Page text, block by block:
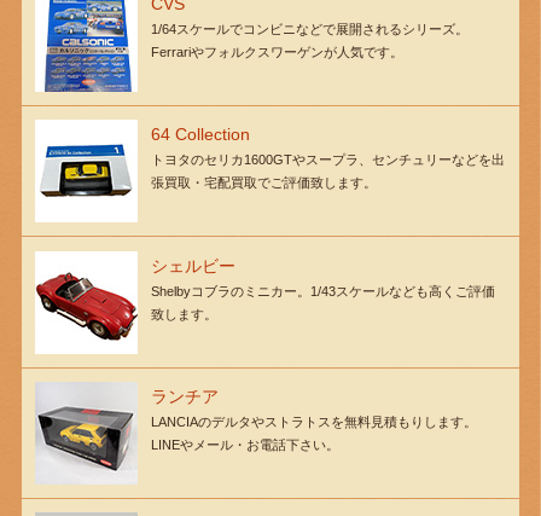
1/64スケールでコンビニなどで展開されるシリーズ。
Ferrariやフォルクスワーゲンが人気です。
64 Collection
トヨタのセリカ1600GTやスープラ、センチュリーなどを出
張買取・宅配買取でご評価致します。
シェルビー
Shelbyコブラのミニカー。1/43スケールなども高くご評価
致します。
ランチア
LANCIAのデルタやストラトスを無料見積もりします。
LINEやメール・お電話下さい。